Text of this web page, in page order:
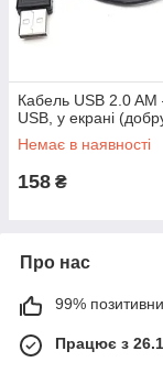
Кабель USB 2.0
USB, у екрані
Немає в наявності
158 ₴
Про нас
99%
Працює з